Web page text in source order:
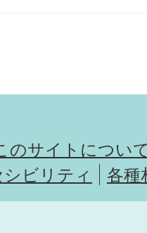
のサイトについ
ビリティ
各種